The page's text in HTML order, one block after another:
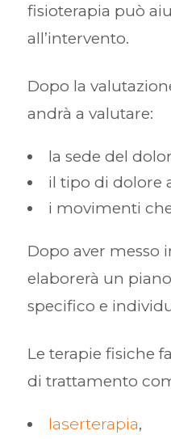
fisioterapia può
all’intervento.
Dopo la
andrà a valutare:
la sede del
il tipo di dolore
i movimenti
Dopo aver messo
elaborerà un
specifico e
Le terapie fisiche
di trattamento
laserterapia,